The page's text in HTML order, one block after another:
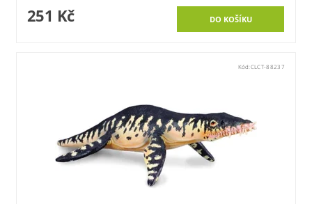
251 Kč
Kód: CLCT-88237